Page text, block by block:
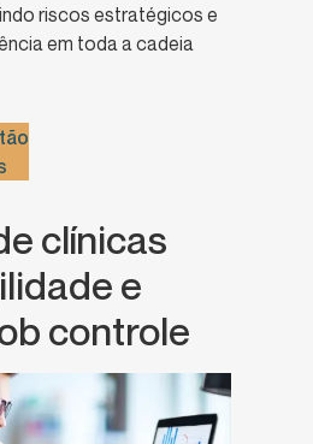
riscos estratégicos e
em toda a cadeia
clínicas
e
controle